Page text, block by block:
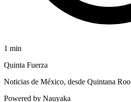
1 min
Quinta Fuerza
Noticias de México, desde Quintana Roo
Powered by Nauyaka